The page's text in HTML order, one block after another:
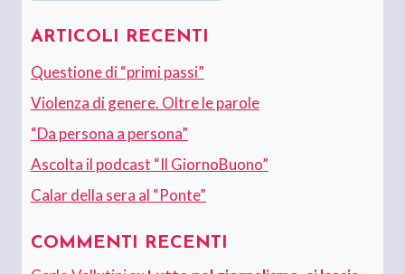
ARTICOLI RECENTI
Questione di “primi passi”
Violenza di genere. Oltre le parole
“Da persona a persona”
Ascolta il podcast “Il GiornoBuono”
Calar della sera al “Ponte”
COMMENTI RECENTI